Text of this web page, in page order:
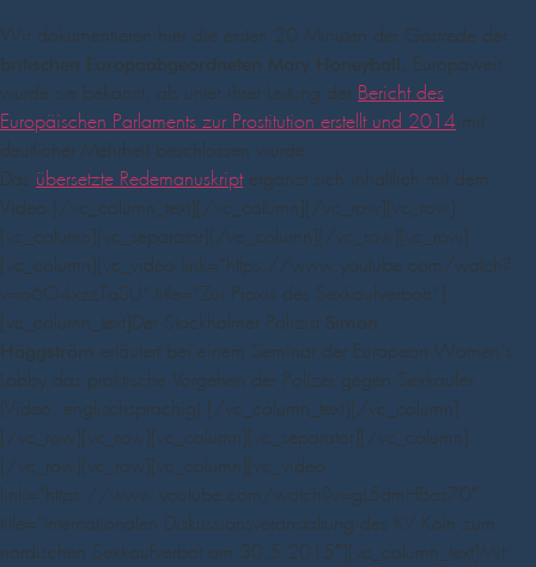
Wir dokumentieren hier die ersten 20 Minuten der Gastrede der
britischen Europaabgeordneten Mary Honeyball. Europaweit
wurde sie bekannt, als unter ihrer Leitung der Bericht des
Europäischen Parlaments zur Prostitution erstellt und 2014 mit
deutlicher Mehrheit beschlossen wurde.
Das übersetzte Redemanuskriptergänzt sich inhaltlich mit dem
Video.[/vc_column_text][/vc_column][/vc_row][vc_row]
[vc_column][vc_separator][/vc_column][/vc_row][vc_row]
[vc_column][vc_video link=“https://www.youtube.com/watch?
v=o6O4xzzTqSU“ title=“Zur Praxis des Sexkaufverbots“]
[vc_column_text]Der Stockholmer Polizist Simon
Häggström erläutert bei einem Seminar der European Women‘s
Lobby das praktische Vorgehen der Polizei gegen Sexkäufer
(Video, englischsprachig).[/vc_column_text][/vc_column]
[/vc_row][vc_row][vc_column][vc_separator][/vc_column]
[/vc_row][vc_row][vc_column][vc_video
link=“https://www.youtube.com/watch?v=gL5dmHBas70″
title=“Internationalen Diskussionsveranstaltung des KV Köln zum
nordischen Sexkaufverbot am 30.5.2015″][vc_column_text]Mit: